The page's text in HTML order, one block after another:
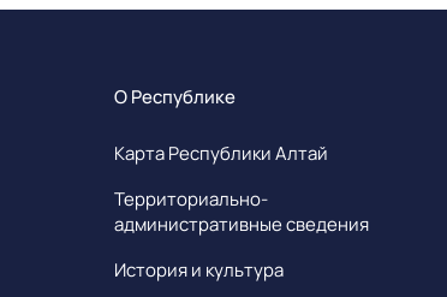
О Республике
Карта Республики Алтай
Территориально-
административные сведения
История и культура